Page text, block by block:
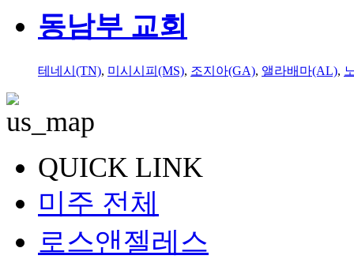
동남부 교회
테네시(TN), 미시시피(MS), 조지아(GA), 앨라배마(AL),
QUICK LINK
미주 전체
로스앤젤레스